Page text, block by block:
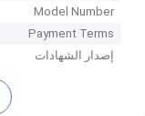
Model Number
Payment Terms
إصدار الشهادات